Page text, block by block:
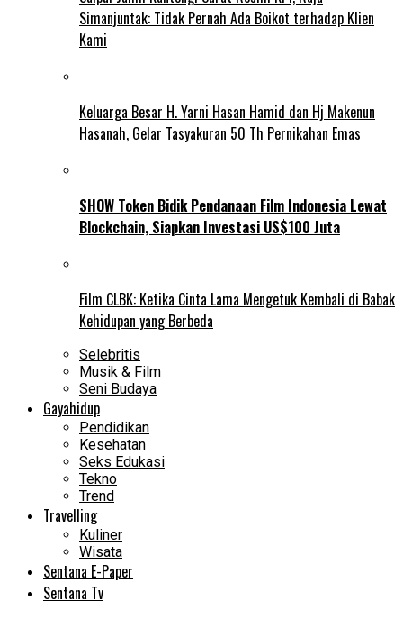
Simanjuntak: Tidak Pernah Ada Boikot terhadap Klien
Kami
Keluarga Besar H. Yarni Hasan Hamid dan Hj Makenun
Hasanah, Gelar Tasyakuran 50 Th Pernikahan Emas
SHOW Token Bidik Pendanaan Film Indonesia Lewat
Blockchain, Siapkan Investasi US$100 Juta
Film CLBK: Ketika Cinta Lama Mengetuk Kembali di Babak
Kehidupan yang Berbeda
Selebritis
Musik & Film
Seni Budaya
Gayahidup
Pendidikan
Kesehatan
Seks Edukasi
Tekno
Trend
Travelling
Kuliner
Wisata
Sentana E-Paper
Sentana Tv